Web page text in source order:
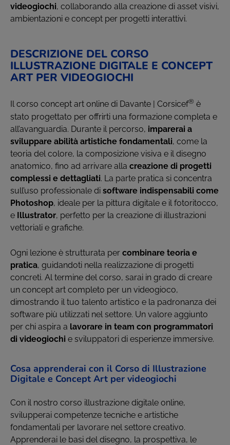
videogiochi, collaborando alla creazione di asset visivi,
ambientazioni e concept per progetti interattivi.
DESCRIZIONE DEL CORSO
ILLUSTRAZIONE DIGITALE E CONCEPT
ART PER VIDEOGIOCHI
Il corso concept art online di Davante | Corsicef® è
stato progettato per offrirti una formazione completa e
all’avanguardia. Durante il percorso, imparerai a
sviluppare abilità artistiche fondamentali, come la
teoria del colore, la composizione visiva e il disegno
anatomico, fino ad arrivare alla creazione di progetti
complessi e dettagliati. La parte pratica si concentra
sull’uso professionale di software indispensabili come
Photoshop, ideale per la pittura digitale e il fotoritocco,
e Illustrator, perfetto per la creazione di illustrazioni
vettoriali e grafiche.
Ogni lezione è strutturata per combinare teoria e
pratica, guidandoti nella realizzazione di progetti
concreti. Al termine del corso, sarai in grado di creare
un concept art completo per un videogioco,
dimostrando il tuo talento artistico e la padronanza dei
software più utilizzati nel settore. Un valore aggiunto
per chi aspira a lavorare in team con programmatori
di videogiochi e sviluppatori di esperienze immersive.
Cosa apprenderai con il Corso di Illustrazione
Digitale e Concept Art per videogiochi
Con il nostro corso illustrazione digitale online,
svilupperai competenze tecniche e artistiche
fondamentali per lavorare nel settore creativo.
Apprenderai le basi del disegno, la prospettiva, le